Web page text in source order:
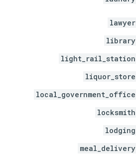
lawyer
library
light_rail_station
liquor_store
local_government_office
locksmith
lodging
meal_delivery